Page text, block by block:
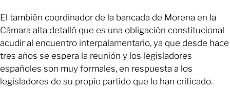
El también coordinador de la bancada de Morena en la
Cámara alta detalló que es una obligación constitucional
acudir al encuentro interpalamentario, ya que desde hace
tres años se espera la reunión y los legisladores
españoles son muy formales, en respuesta a los
legisladores de su propio partido que lo han criticado.